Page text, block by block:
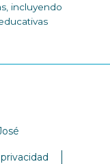
incluyendo